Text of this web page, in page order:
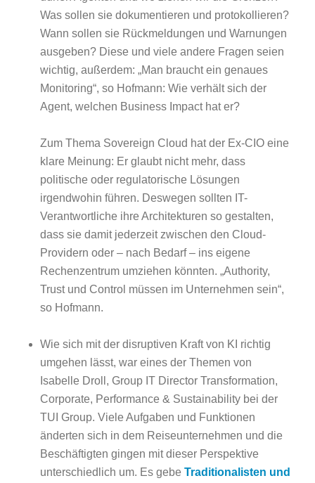
Was sollen sie dokumentieren und protokollieren?
Wann sollen sie Rückmeldungen und Warnungen
ausgeben? Diese und viele andere Fragen seien
wichtig, außerdem: „Man braucht ein genaues
Monitoring“, so Hofmann: Wie verhält sich der
Agent, welchen Business Impact hat er?
Zum Thema Sovereign Cloud hat der Ex-CIO eine
klare Meinung: Er glaubt nicht mehr, dass
politische oder regulatorische Lösungen
irgendwohin führen. Deswegen sollten IT-
Verantwortliche ihre Architekturen so gestalten,
dass sie damit jederzeit zwischen den Cloud-
Providern oder – nach Bedarf – ins eigene
Rechenzentrum umziehen könnten. „Authority,
Trust und Control müssen im Unternehmen sein“,
so Hofmann.
Wie sich mit der disruptiven Kraft von KI richtig
umgehen lässt, war eines der Themen von
Isabelle Droll, Group IT Director Transformation,
Corporate, Performance & Sustainability bei der
TUI Group. Viele Aufgaben und Funktionen
änderten sich in dem Reiseunternehmen und die
Beschäftigten gingen mit dieser Perspektive
unterschiedlich um. Es gebe Traditionalisten und